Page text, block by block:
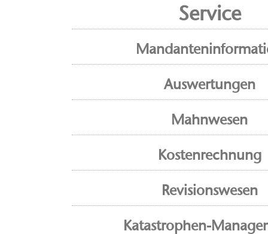
Service
Auswertungen
Mahnwesen
Kostenrechnung
Revisionswesen
Katastrophen-